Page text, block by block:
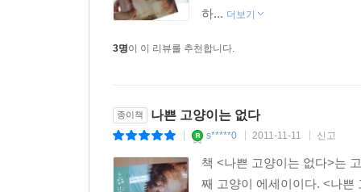
하... 더보기
3명이 이 리뷰를 추천합니다.
종이책 나쁜 고양이는 없다
s*****0 2011-11-11 신고
책 <나쁜 고양이는 없다>는
째 고양이 에세이이다. <나쁜